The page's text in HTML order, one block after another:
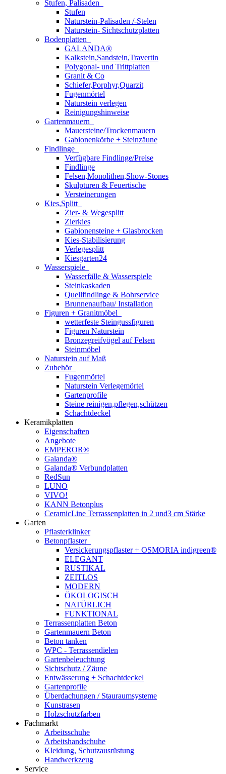
Stufen, Palisaden
Stufen
Naturstein-Palisaden /-Stelen
Naturstein- Sichtschutzplatten
Bodenplatten
GALANDA®
Kalkstein,Sandstein,Travertin
Polygonal- und Trittplatten
Granit & Co
Schiefer,Porphyr,Quarzit
Fugenmörtel
Naturstein verlegen
Reinigungshinweise
Gartenmauern
Mauersteine/Trockenmauern
Gabionenkörbe + Steinzäune
Findlinge
Verfügbare Findlinge/Preise
Findlinge
Felsen,Monolithen,Show-Stones
Skulpturen & Feuertische
Versteinerungen
Kies,Splitt
Zier- & Wegesplitt
Zierkies
Gabionensteine + Glasbrocken
Kies-Stabilisierung
Verlegesplitt
Kiesgarten24
Wasserspiele
Wasserfälle & Wasserspiele
Steinkaskaden
Quellfindlinge & Bohrservice
Brunnenaufbau/ Installation
Figuren + Granitmöbel
wetterfeste Steingussfiguren
Figuren Naturstein
Bronzegreifvögel auf Felsen
Steinmöbel
Naturstein auf Maß
Zubehör
Fugenmörtel
Naturstein Verlegemörtel
Gartenprofile
Steine reinigen,pflegen,schützen
Schachtdeckel
Keramikplatten
Eigenschaften
Angebote
EMPEROR®
Galanda®
Galanda® Verbundplatten
RedSun
LUNO
VIVO!
KANN Betonplus
CeramicLine Terrassenplatten in 2 und3 cm Stärke
Garten
Pflasterklinker
Betonpflaster
Versickerungspflaster + OSMORIA indigreen®
ELEGANT
RUSTIKAL
ZEITLOS
MODERN
ÖKOLOGISCH
NATÜRLICH
FUNKTIONAL
Terrassenplatten Beton
Gartenmauern Beton
Beton tanken
WPC - Terrassendielen
Gartenbeleuchtung
Sichtschutz / Zäune
Entwässerung + Schachtdeckel
Gartenprofile
Überdachungen / Stauraumsysteme
Kunstrasen
Holzschutzfarben
Fachmarkt
Arbeitsschuhe
Arbeitshandschuhe
Kleidung, Schutzausrüstung
Handwerkzeug
Service